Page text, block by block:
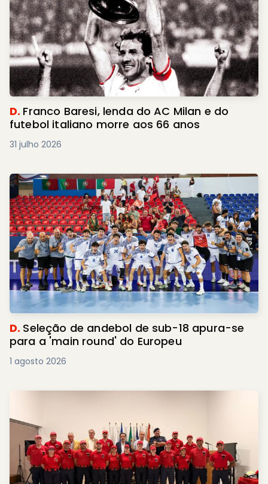
D. Franco Baresi, lenda do AC Milan e do
futebol italiano morre aos 66 anos
31 julho 2026
D. Seleção de andebol de sub-18 apura-se
para a 'main round' do Europeu
1 agosto 2026